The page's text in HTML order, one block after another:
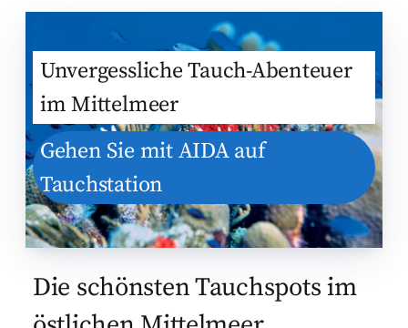
Unvergessliche Tauch-Abenteuer
im Mittelmeer
Gehen Sie mit AIDA auf
Tauchstation
Die schönsten Tauchspots im